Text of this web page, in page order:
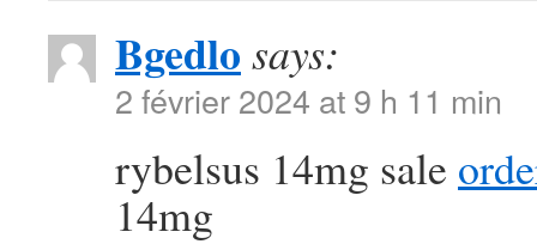
Bgedlo says:
2 février 2024 at 9 h 11 min
rybelsus 14mg sale
14mg